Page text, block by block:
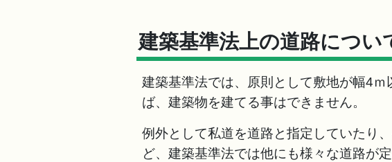
建築基準法上の道路につい
建築基準法では、原則として敷地が幅4
ば、建築物を建てる事はできません。
例外として私道を道路と指定していたり
ど、建築基準法では他にも様々な道路が